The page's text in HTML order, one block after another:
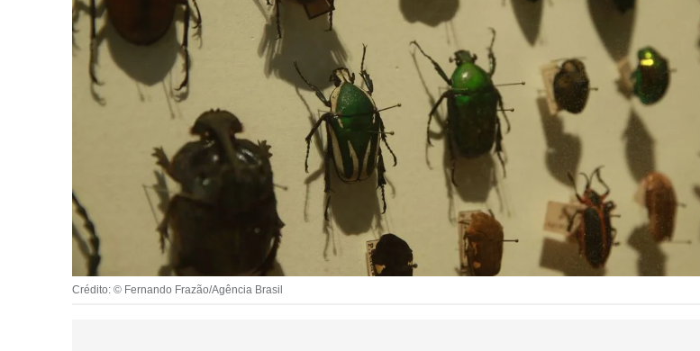
Crédito: © Fernando Frazão/Agência Brasil